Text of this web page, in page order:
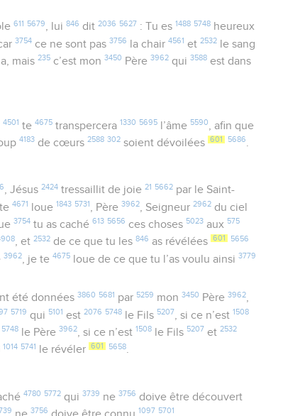
611 5679, lui 846 dit 2036 5627 : Tu es 1488 5748heureux
3754 ce ne sont pas3756 la chair4561 et2532 le sang
mais235 c’est mon3450 Père3962 qui3588 est dans
4501 te 4675transpercera 1330 5695l’âme 5590 , afin que
4183 de cœurs2588 302 soient dévoilées 601 5686.
, Jésus 2424tressaillit de joie 21 5662par le Saint-
te4671 loue 1843 5731 , Père3962 , Seigneur2962 du ciel
3754 tu as caché613 5656 ces choses 5023 aux 575
, et2532 de ce que tu les846 as révélées 601 5656
3962 , je te4675 loue de ce que tu l’as voulu ainsi3779
été données 3860 5681 par 5259 mon 3450 Père 3962,
5719 qui 5101 est2076 5748 le Fils 5207 , si ce n’est 1508
5748 le Père3962, si ce n’est 1508 le Fils 5207 et2532
1014 5741 le révéler 601 5658.
4780 5772qui 3739 ne 3756 doive être découvert
3756 1097 5701